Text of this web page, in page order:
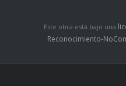
Este obra está bajo una
Reconocimiento-